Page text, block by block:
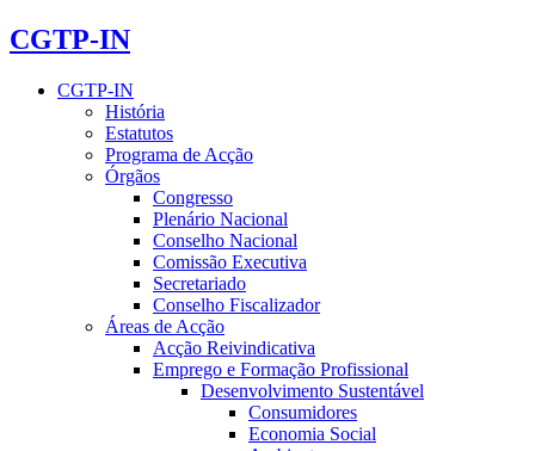
CGTP-IN
CGTP-IN
História
Estatutos
Programa de Acção
Órgãos
Congresso
Plenário Nacional
Conselho Nacional
Comissão Executiva
Secretariado
Conselho Fiscalizador
Áreas de Acção
Acção Reivindicativa
Emprego e Formação Profissional
Desenvolvimento Sustentável
Consumidores
Economia Social